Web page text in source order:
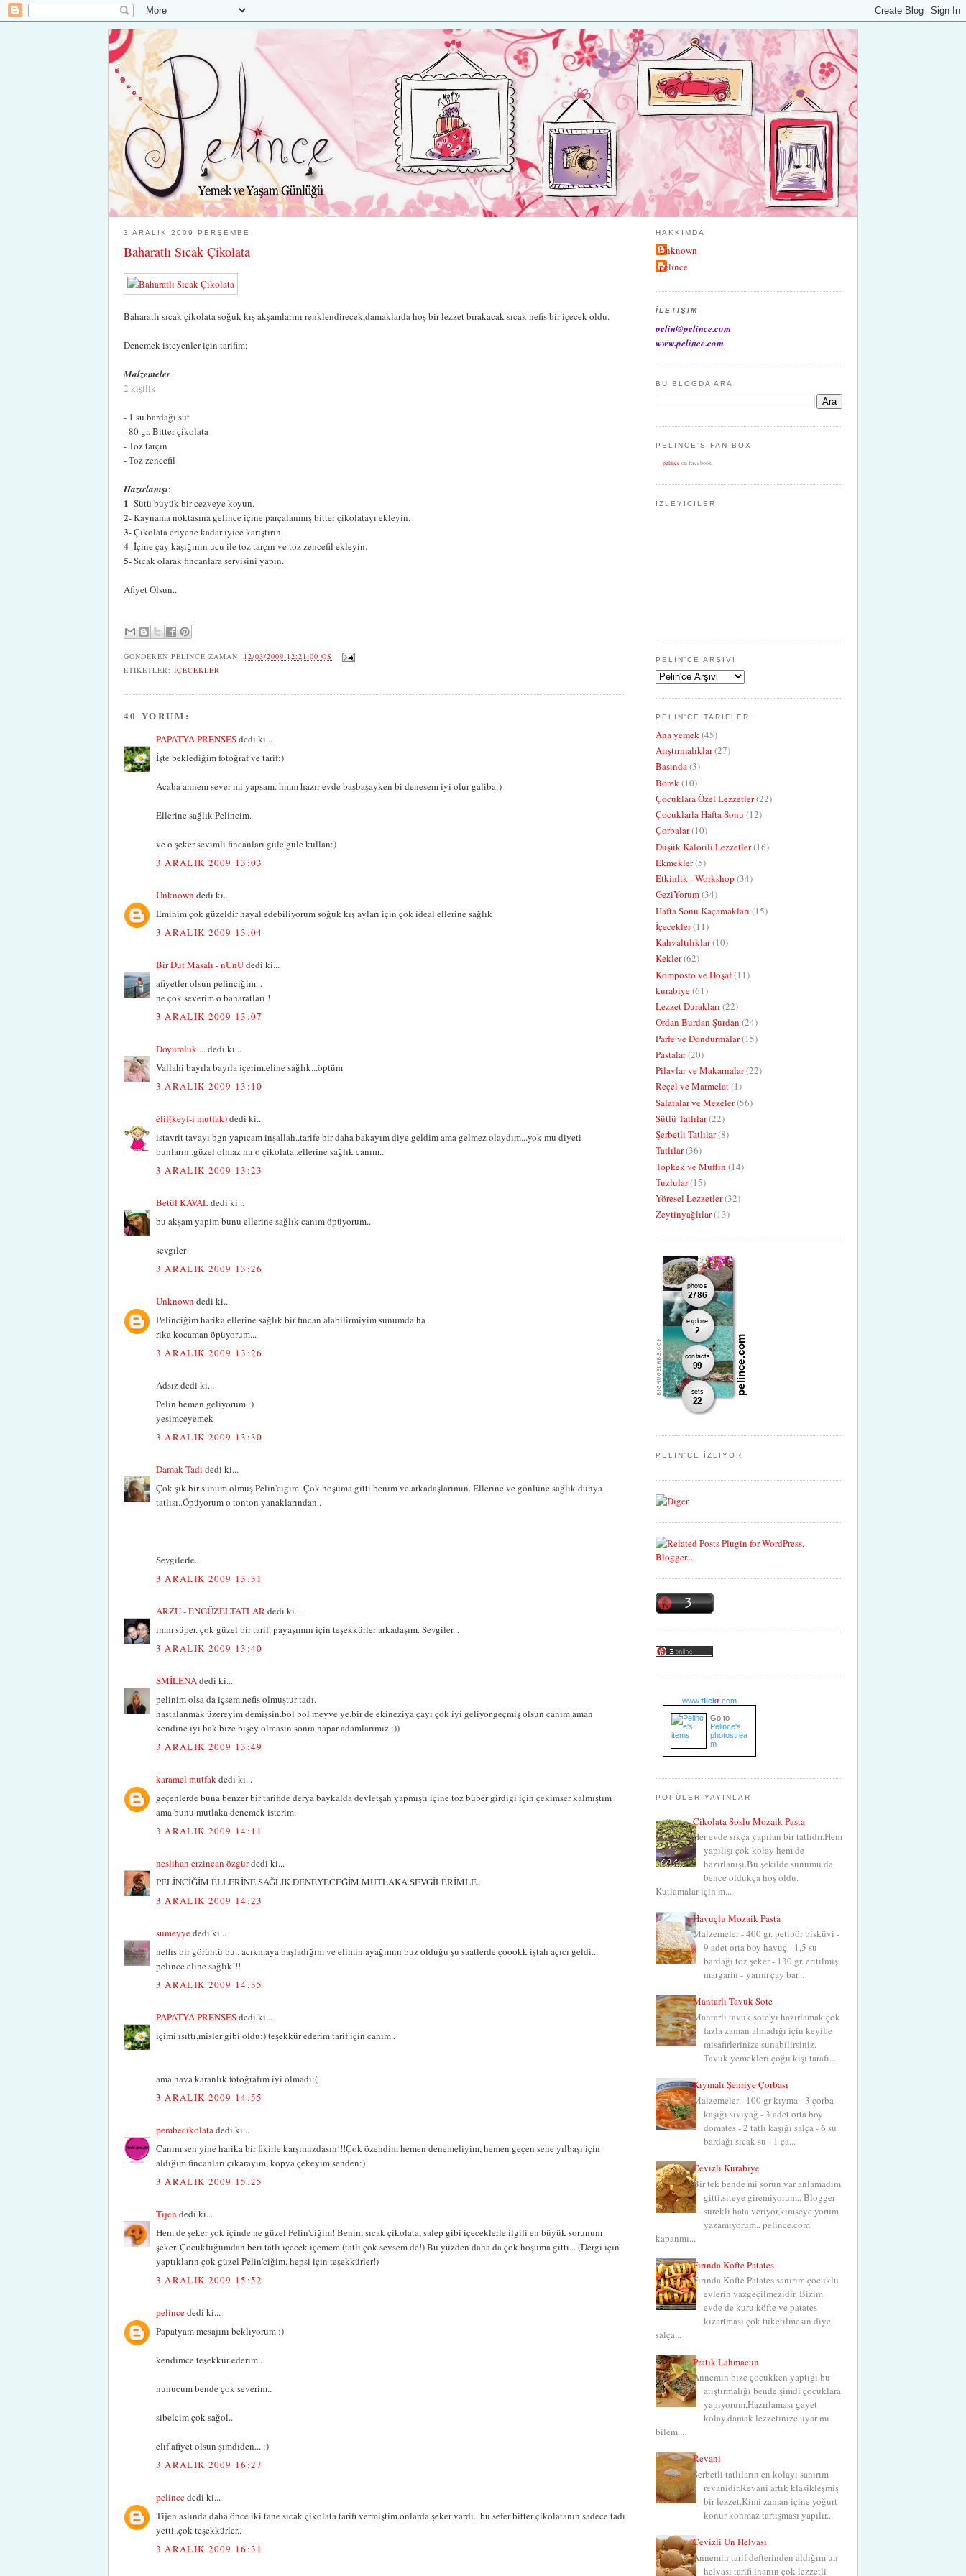
3 ARALIK 2009 PERŞEMBE
Baharatlı Sıcak Çikolata
Baharatlı sıcak çikolata soğuk kış akşamlarını renklendirecek,damaklarda hoş bir lezzet bırakacak sıcak nefis bir içecek oldu.
Denemek isteyenler için tarifim;
Malzemeler
2 kişilik
- 1 su bardağı süt
- 80 gr. Bitter çikolata
- Toz tarçın
- Toz zencefil
Hazırlanışı:
1- Sütü büyük bir cezveye koyun.
2- Kaynama noktasına gelince içine parçalanmış bitter çikolatayı ekleyin.
3- Çikolata eriyene kadar iyice karıştırın.
4- İçine çay kaşığının ucu ile toz tarçın ve toz zencefil ekleyin.
5- Sıcak olarak fincanlara servisini yapın.
Afiyet Olsun..
GÖNDEREN PELINCE ZAMAN: 12/03/2009 12:21:00 ÖS
ETIKETLER: İÇECEKLER
40 YORUM:
PAPATYA PRENSESdedi ki...
İşte beklediğim fotoğraf ve tarif:)
Acaba annem sever mi yapsam. hmm hazır evde başbaşayken bi denesem iyi olur galiba:)
Ellerine sağlık Pelincim.
ve o şeker sevimli fincanları güle güle kullan:)
3 ARALIK 2009 13:03
Unknown dedi ki...
Eminim çok güzeldir hayal edebiliyorum soğuk kış ayları için çok ideal ellerine sağlık
3 ARALIK 2009 13:04
Bir Dut Masalı - nUnUdedi ki...
afiyetler olsun pelinciğim...
ne çok severim o baharatları !
3 ARALIK 2009 13:07
Doyumluk.... dedi ki...
Vallahi bayıla bayıla içerim.eline sağlık...öptüm
3 ARALIK 2009 13:10
élif(keyf-i mutfak)dedi ki...
istavrit tavayı bgn yapıcam inşallah..tarife bir daha bakayım diye geldim ama gelmez olaydım...yok mu diyeti
bunların..güzel olmaz mı o çikolata..ellerine sağlık canım..
3 ARALIK 2009 13:23
Betül KAVALdedi ki...
bu akşam yapim bunu ellerine sağlık canım öpüyorum..
sevgiler
3 ARALIK 2009 13:26
Unknown dedi ki...
Pelinciğim harika ellerine sağlık bir fincan alabilirmiyim sunumda ha
rika kocaman öpüyorum...
3 ARALIK 2009 13:26
Adsız dedi ki...
Pelin hemen geliyorum :)
yesimceyemek
3 ARALIK 2009 13:30
Damak Tadı dedi ki...
Çok şık bir sunum olmuş Pelin'ciğim..Çok hoşuma gitti benim ve arkadaşlarımın..Ellerine ve gönlüne sağlık dünya
tatlısı..Öpüyorum o tonton yanaklarından..
Sevgilerle..
3 ARALIK 2009 13:31
ARZU - ENGÜZELTATLAR dedi ki...
ımm süper. çok güzel bir tarif. payaşımın için teşekkürler arkadaşım. Sevgiler...
3 ARALIK 2009 13:40
SMİLENA dedi ki...
pelinim olsa da içsem.nefis olmuştur tadı.
hastalanmak üzereyim demişsin.bol bol meyve ye.bir de ekineziya çayı çok iyi geliyor.geçmiş olsun canım.aman
kendine iyi bak.bize bişey olmasın sonra napar adamlarımız :))
3 ARALIK 2009 13:49
karamel mutfak dedi ki...
geçenlerde buna benzer bir tarifide derya baykalda devletşah yapmıştı içine toz büber girdigi için çekimser kalmıştım
ama bunu mutlaka denemek isterim.
3 ARALIK 2009 14:11
neslihan erzincan özgürdedi ki...
PELİNCİĞİM ELLERİNE SAĞLIK.DENEYECEĞİM MUTLAKA.SEVGİLERİMLE...
3 ARALIK 2009 14:23
sumeyyededi ki...
neffis bir görüntü bu.. acıkmaya başladığım ve elimin ayağımın buz olduğu şu saatlerde çoookk iştah açıcı geldi..
pelince eline sağlık!!!
3 ARALIK 2009 14:35
PAPATYA PRENSESdedi ki...
içimi ısıttı,misler gibi oldu:) teşekkür ederim tarif için canım..
ama hava karanlık fotoğrafım iyi olmadı:(
3 ARALIK 2009 14:55
pembecikolata dedi ki...
Canım sen yine harika bir fikirle karşımızdasın!!!Çok özendim hemen denemeliyim, hemen geçen sene yılbaşı için
aldığım fincanları çıkarayım, kopya çekeyim senden:)
3 ARALIK 2009 15:25
Tijen dedi ki...
Hem de şeker yok içinde ne güzel Pelin'ciğim! Benim sıcak çikolata, salep gibi içeceklerle ilgili en büyük sorunum
şeker. Çocukluğumdan beri tatlı içecek içemem (tatlı çok sevsem de!) Bu yüzden daha da çok hoşuma gitti... (Dergi için
yaptıkların çok güzel Pelin'ciğim, hepsi için teşekkürler!)
3 ARALIK 2009 15:52
pelincededi ki...
Papatyam mesajını bekliyorum :)
kendimce teşekkür ederim..
nunucum bende çok severim..
sibelcim çok sağol..
elif afiyet olsun şimdiden... :)
3 ARALIK 2009 16:27
pelincededi ki...
Tijen aslında daha önce iki tane sıcak çikolata tarifi vermiştim.onlarda şeker vardı.. bu sefer bitter çikolatanın sadece tadı
yetti..çok teşekkürler..
3 ARALIK 2009 16:31
HAKKIMDA
Unknown
pelince
İLETIŞIM
pelin@pelince.com
www.pelince.com
BU BLOGDA ARA
PELINCE'S FAN BOX
pelince on Facebook
İZLEYICILER
PELIN'CE ARŞIVI
PELIN'CE TARIFLER
Ana yemek(45)
Atıştırmalıklar(27)
Basında(3)
Börek(10)
Çocuklara Özel Lezzetler(22)
Çocuklarla Hafta Sonu (12)
Çorbalar(10)
Düşük Kalorili Lezzetler(16)
Ekmekler(5)
Etkinlik - Workshop (34)
GeziYorum(34)
Hafta Sonu Kaçamakları (15)
İçecekler(11)
Kahvaltılıklar(10)
Kekler(62)
Komposto ve Hoşaf(11)
kurabiye(61)
Lezzet Durakları (22)
Ordan Burdan Şurdan (24)
Parfe ve Dondurmalar(15)
Pastalar(20)
Pilavlar ve Makarnalar(22)
Reçel ve Marmelat(1)
Salatalar ve Mezeler(56)
Sütlü Tatlılar(22)
Şerbetli Tatlılar(8)
Tatlılar(36)
Topkek ve Muffın (14)
Tuzlular(15)
Yöresel Lezzetler(32)
Zeytinyağlılar(13)
PELIN'CE İZLIYOR
www.flickr.com
Go to
Pelince's
photostrea
m
POPÜLER YAYINLAR
Çikolata Soslu Mozaik Pasta
Her evde sıkça yapılan bir tatlıdır.Hem
yapılışı çok kolay hem de
hazırlanışı.Bu şekilde sunumu da
bence oldukça hoş oldu.
Kutlamalar için m...
Havuçlu Mozaik Pasta
Malzemeler - 400 gr. petibör bisküvi -
9 adet orta boy havuç - 1,5 su
bardağı toz şeker - 130 gr. eritilmiş
margarin - yarım çay bar...
Mantarlı Tavuk Sote
Mantarlı tavuk sote'yi hazırlamak çok
fazla zaman almadığı için keyifle
misafirlerinize sunabilirsiniz.
Tavuk yemekleri çoğu kişi tarafı...
Kıymalı Şehriye Çorbası
Malzemeler - 100 gr kıyma - 3 çorba
kaşığı sıvıyağ - 3 adet orta boy
domates - 2 tatlı kaşığı salça - 6 su
bardağı sıcak su - 1 ça...
Cevizli Kurabiye
Bir tek bende mi sorun var anlamadım
gitti,siteye giremiyorum.. Blogger
sürekli hata veriyor,kimseye yorum
yazamıyorum.. pelince.com
kapanmı...
Fırında Köfte Patates
Fırında Köfte Patates sanırım çocuklu
evlerin vazgeçilmezidir. Bizim
evde de kuru köfte ve patates
kızartması çok tüketilmesin diye
salça...
Pratik Lahmacun
Annemin bize çocukken yaptığı bu
atıştırmalığı bende şimdi çocuklara
yapıyorum.Hazırlaması gayet
kolay,damak lezzetinize uyar mı
bilem...
Revani
Şerbetli tatlıların en kolayı sanırım
revanidir.Revani artık klasikleşmiş
bir lezzet.Kimi zaman içine yoğurt
konur konmaz tartışması yapılır...
Cevizli Un Helvası
Annemin tarif defterinden aldığım un
helvası tarifi inanın çok lezzetli